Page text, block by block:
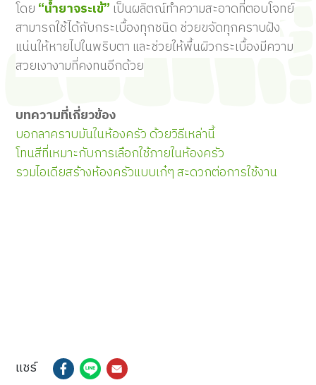
โดย “น้ำยาจระเข้” เป็นผลิตณ์ทำความสะอาดที่ตอบโจทย์
สามารถใช้ได้กับกระเบื้องทุกชนิด ช่วยขจัดทุกคราบฝัง
แน่นให้หายไปในพริบตา และช่วยให้พื้นผิวกระเบื้องมีความ
สวยเงางามที่คงทนอีกด้วย
บทความที่เกี่ยวข้อง
บอกลาคราบมันในห้องครัว ด้วยวิธีเหล่านี้
โทนสีที่เหมาะกับการเลือกใช้ภายในห้องครัว
รวมไอเดียสร้างห้องครัวแบบเก๋ๆ สะดวกต่อการใช้งาน
แชร์